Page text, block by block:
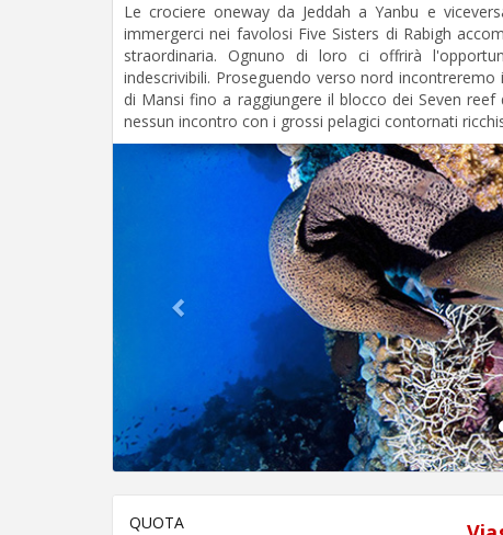
Le crociere oneway da Jeddah a Yanbu e
immergerci nei favolosi Five Sisters di Rabigh
straordinaria. Ognuno di loro ci offrirà
indescrivibili. Proseguendo verso nord
di Mansi fino a raggiungere il blocco dei Seven
nessun incontro con i grossi pelagici contornati
Previous
QUOTA